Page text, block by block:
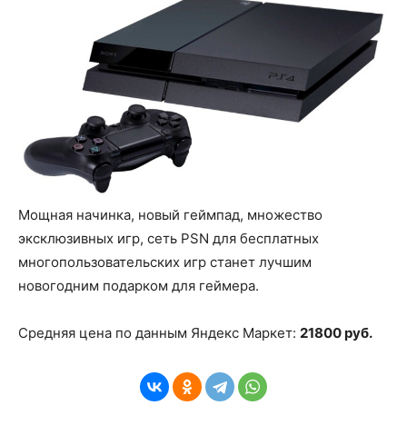
Мощная начинка, новый геймпад, множество
эксклюзивных игр, сеть PSN для бесплатных
многопользовательских игр станет лучшим
новогодним подарком для геймера.
Средняя цена по данным Яндекс Маркет: 21800 руб.